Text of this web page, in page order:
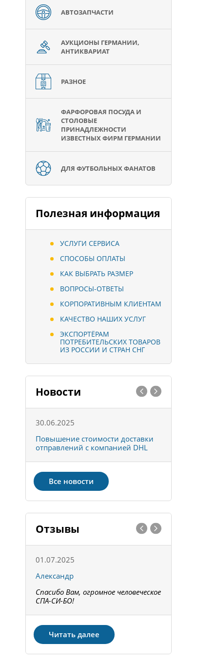
АВТОЗАПЧАСТИ
АУКЦИОНЫ ГЕРМАНИИ,
АНТИКВАРИАТ
РАЗНОЕ
ФАРФОРОВАЯ ПОСУДА И
СТОЛОВЫЕ
ПРИНАДЛЕЖНОСТИ
ИЗВЕСТНЫХ ФИРМ ГЕРМАНИИ
ДЛЯ ФУТБОЛЬНЫХ ФАНАТОВ
Полезная информация
УСЛУГИ СЕРВИСА
СПОСОБЫ ОПЛАТЫ
КАК ВЫБРАТЬ РАЗМЕР
ВОПРОСЫ-ОТВЕТЫ
КОРПОРАТИВНЫМ КЛИЕНТАМ
КАЧЕСТВО НАШИХ УСЛУГ
ЭКСПОРТЁРАМ
ПОТРЕБИТЕЛЬСКИХ ТОВАРОВ
ИЗ РОССИИ И СТРАН СНГ
Новости
30.06.2025
Повышение стоимости доставки
отправлений с компанией DHL
Все новости
Отзывы
01.07.2025
Александр
Спасибо Вам, огромное человеческое
СПА-СИ-БО!
Читать далее